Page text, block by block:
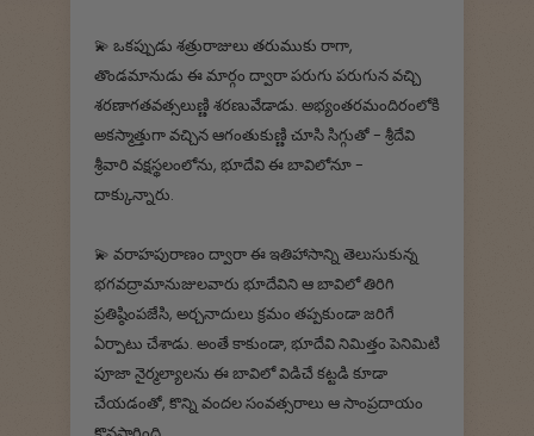
💫 ఒకప్పుడు శత్రురాజులు తరుముకు రాగా,
తొండమానుడు ఈ మార్గం ద్వారా పరుగు పరుగున వచ్చి
శరణాగతవత్సలుణ్ణి శరణువేడాడు. అభ్యంతరమందిరంలోకి
అకస్మాత్తుగా వచ్చిన ఆగంతుకుణ్ణి చూసి సిగ్గుతో - శ్రీదేవి
శ్రీవారి వక్షస్థలంలోను, భూదేవి ఈ బావిలోనూ -
దాక్కున్నారు.
💫 వరాహపురాణం ద్వారా ఈ ఇతిహాసాన్ని తెలుసుకున్న
భగవద్రామానుజులవారు భూదేవిని ఆ బావిలో తిరిగి
ప్రతిష్ఠింపజేసి, అర్చనాదులు క్రమం తప్పకుండా జరిగే
ఏర్పాటు చేశాడు. అంతే కాకుండా, భూదేవి నిమిత్తం పెనిమిటి
పూజా నైర్మల్యాలను ఈ బావిలో విడిచే కట్టడి కూడా
చేయడంతో, కొన్ని వందల సంవత్సరాలు ఆ సాంప్రదాయం